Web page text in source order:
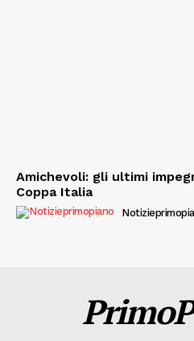
Amichevoli: gli ultimi
Coppa Italia